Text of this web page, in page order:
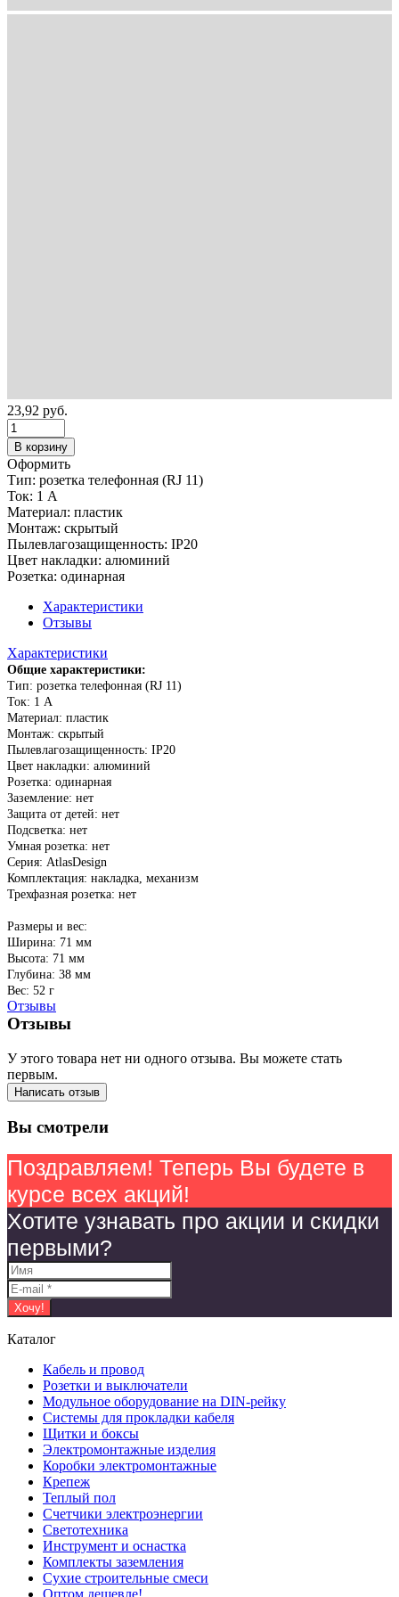
23,92 руб.
В корзину
Оформить
Тип: розетка телефонная (RJ 11)
Ток: 1 А
Материал: пластик
Монтаж: скрытый
Пылевлагозащищенность: IP20
Цвет накладки: алюминий
Розетка: одинарная
Характеристики
Отзывы
Характеристики
Общие характеристики:
Тип: розетка телефонная (RJ 11)
Ток: 1 А
Материал: пластик
Монтаж: скрытый
Пылевлагозащищенность: IP20
Цвет накладки: алюминий
Розетка: одинарная
Заземление: нет
Защита от детей: нет
Подсветка: нет
Умная розетка: нет
Серия: AtlasDesign
Комплектация: накладка, механизм
Трехфазная розетка: нет
Размеры и вес:
Ширина: 71 мм
Высота: 71 мм
Глубина: 38 мм
Вес: 52 г
Отзывы
Отзывы
У этого товара нет ни одного отзыва. Вы можете стать
первым.
Написать отзыв
Вы смотрели
Поздравляем! Теперь Вы будете в
курсе всех акций!
Хотите узнавать про акции и скидки
первыми?
Каталог
Кабель и провод
Розетки и выключатели
Модульное оборудование на DIN-рейку
Системы для прокладки кабеля
Щитки и боксы
Электромонтажные изделия
Коробки электромонтажные
Крепеж
Теплый пол
Счетчики электроэнергии
Светотехника
Инструмент и оснастка
Комплекты заземления
Сухие строительные смеси
Оптом дешевле!